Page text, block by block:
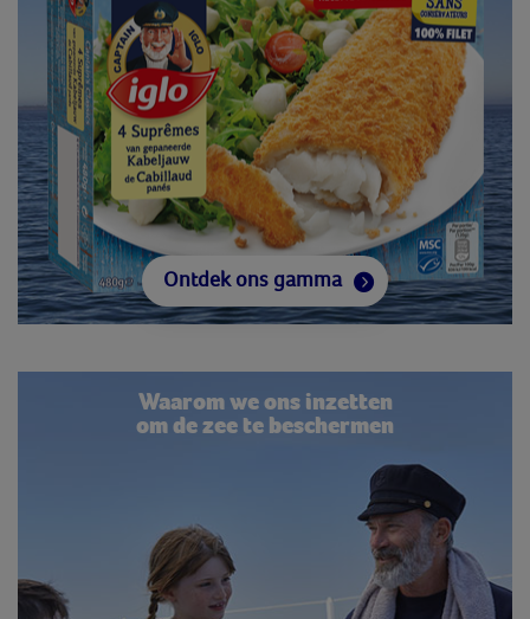
Ontdek ons gamma
Waarom we ons inzetten
om de zee te beschermen